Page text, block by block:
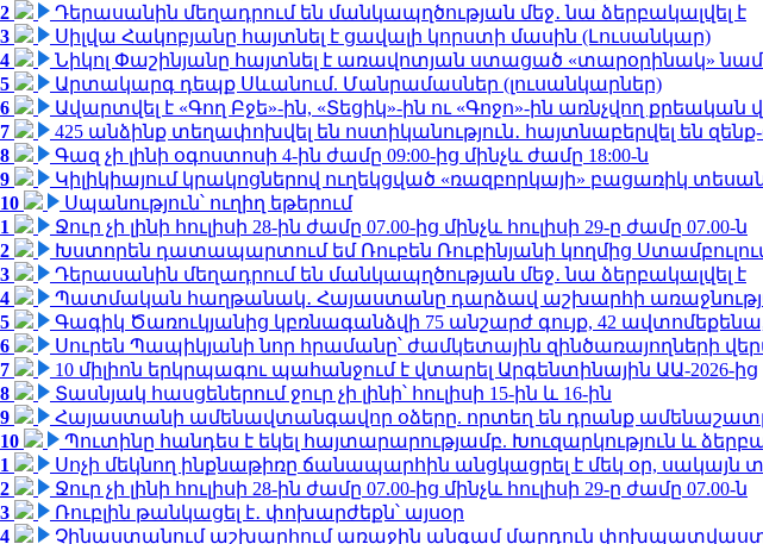
2
Դերասանին մեղադրում են մանկապղծության մեջ․ նա ձերբակալվել է
3
Սիլվա Հակոբյանը հայտնել է ցավալի կորստի մասին (Լուսանկար)
4
Նիկոլ Փաշինյանը հայտնել է առավոտյան ստացած «տարօրինակ»
5
Արտակարգ դեպք Սևանում. Մանրամասներ (լուսանկարներ)
6
Ավարտվել է «Գող Բջե»-ին, «Տեցիկ»-ին ու «Գոջո»-ին առնչվող քրեական
7
425 անձինք տեղափոխվել են ոստիկանություն․ հայտնաբերվել են
8
Գազ չի լինի օգոստոսի 4-ին ժամը 09:00-ից մինչև ժամը 18:00-ն
9
Կիլիկիայում կրակոցներով ուղեկցված «ռազբորկայի» բացառիկ
10
Սպանություն՝ ուղիղ եթերում
1
Ջուր չի լինի հուլիսի 28-ին ժամը 07.00-ից մինչև հուլիսի 29-ը ժամը 07.00-ն
2
Խստորեն դատապարտում եմ Ռուբեն Ռուբինյանի կողմից
3
Դերասանին մեղադրում են մանկապղծության մեջ․ նա ձերբակալվել է
4
Պատմական հաղթանակ․ Հայաստանը դարձավ աշխարհի
5
Գագիկ Ծառուկյանից կբռնագանձվի 75 անշարժ գույք, 42 ավտոմեքենա,
6
Սուրեն Պապիկյանի նոր հրամանը՝ ժամկետային զինծառայողների
7
10 միլիոն երկրպագու պահանջում է վտարել Արգենտինային ԱԱ-2026-ից
8
Տասնյակ հասցեներում ջուր չի լինի՝ հուլիսի 15-ին և 16-ին
9
Հայաստանի ամենավտանգավոր օձերը. որտեղ են դրանք
10
Պուտինը հանդես է եկել հայտարարությամբ. Խուզարկություն և
1
Սոչի մեկնող ինքնաթիռը ճանապարհին անցկացրել է մեկ օր, սակայն
2
Ջուր չի լինի հուլիսի 28-ին ժամը 07.00-ից մինչև հուլիսի 29-ը ժամը 07.00-ն
3
Ռուբլին թանկացել է․ փոխարժեքն՝ այսօր
4
Չինաստանում աշխարհում առաջին անգամ մարդուն